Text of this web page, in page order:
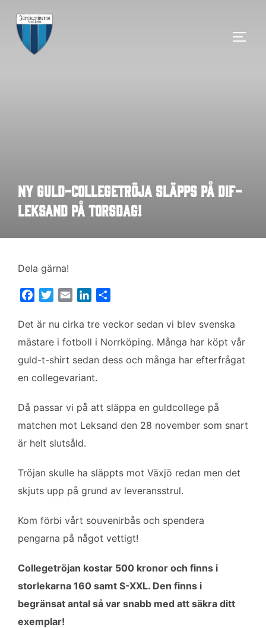
innehåll
Ny guld-collegetröja släpps på DIF-
Leksand på torsdag!
Dela gärna!
c
e
o
o
i
e
r
a
i
n
k
d
I
l
a
Det är nu cirka tre veckor sedan vi blev svenska
mästare i fotboll i Norrköping. Många har köpt vår
guld-t-shirt sedan dess och många har efterfrågat
en collegevariant.
Då passar vi på att släppa en guldcollege på
matchen mot Leksand den 28 november som snart
är helt slutsåld.
Tröjan skulle ha släppts mot Växjö redan men det
skjuts upp på grund av leveransstrul.
Kom förbi vårt souvenirbås och spendera
pengarna på något vettigt!
Collegetröjan kostar 500 kronor och finns i
storlekarna 160 samt S-XXL. Den finns i
begränsat antal så var snabb med att säkra ditt
exemplar!